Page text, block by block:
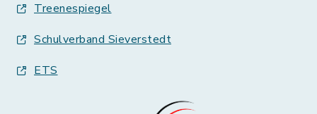
Treenespiegel
Schulverband Sieverstedt
ETS